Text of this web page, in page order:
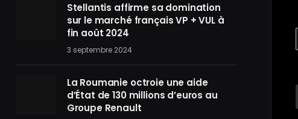
Stellantis affirme sa domination
sur le marché français VP + VUL à
fin août 2024
3 septembre 2024
La Roumanie octroie une aide
d’État de 130 millions d’euros au
Groupe Renault